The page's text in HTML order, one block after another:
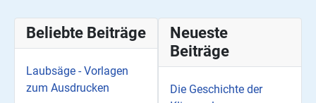
Beliebte Beiträge
Laubsäge - Vorlagen
zum Ausdrucken
Neueste
Beiträge
Die Geschichte der